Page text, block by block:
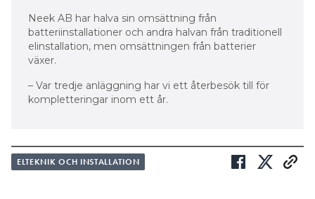
Neek AB har halva sin omsättning från
batteriinstallationer och andra halvan från traditionell
elinstallation, men omsättningen från batterier
växer.
– Var tredje anläggning har vi ett återbesök till för
kompletteringar inom ett år.
ELTEKNIK OCH INSTALLATION